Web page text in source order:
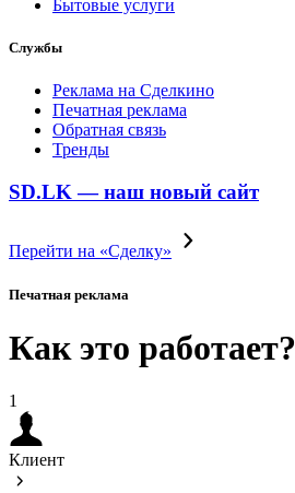
Бытовые услуги
Службы
Реклама на Сделкино
Печатная реклама
Обратная связь
Тренды
SD.LK — наш новый сайт
Перейти на «Сделку»
Печатная реклама
Как это работает?
1
Клиент